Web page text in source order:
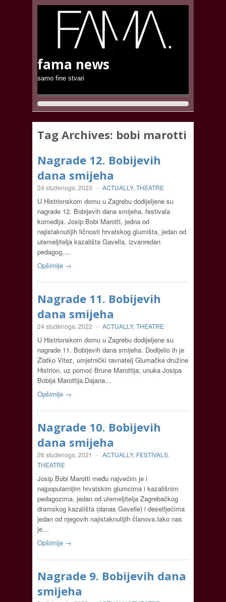
fama news
samo fine stvari
Tag Archives: bobi marotti
Nagrade 12. Bobijevih
dana smijeha
24 studenoga, 2023 - ACTUALLY, THEATRE
U Histrionskom domu u Zagrebu dodijeljene su
nagrade 12. Bobijevih dana smijeha, festivala
komedija. Josip Bobi Marotti, jedna od
najistaknutijih ličnosti hrvatskog glumišta, jedan od
utemeljitelja kazališta Gavella, izvanredan
pedagog,…
Opširnije →
Nagrade 11. Bobijevih
dana smijeha
24 studenoga, 2022 - ACTUALLY, THEATRE
U Histrionskom domu u Zagrebu dodijeljene su
nagrade 11. Bobijevih dana smijeha. Dodijelio ih je
Zlatko Vitez, umjetnički ravnatelj Glumačke družine
Histrion, uz pomoć Brune Marottija, unuka Josipa
Bobija Marottija.Dajana…
Opširnije →
Nagrade 10. Bobijevih
dana smijeha
26 studenoga, 2021 - ACTUALLY, FESTIVALS,
THEATRE
Josip Bobi Marotti među najvećim je i
najpopularnijim hrvatskim glumcima i kazališnim
pedagozima, jedan od utemeljitelja Zagrebačkog
dramskog kazališta (danas Gavelle) i desetljećima
jedan od njegovih najistaknutijih članova.Iako nas
je…
Opširnije →
Nagrade 9. Bobijevih dana
smijeha